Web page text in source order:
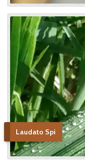
Laudato Spi